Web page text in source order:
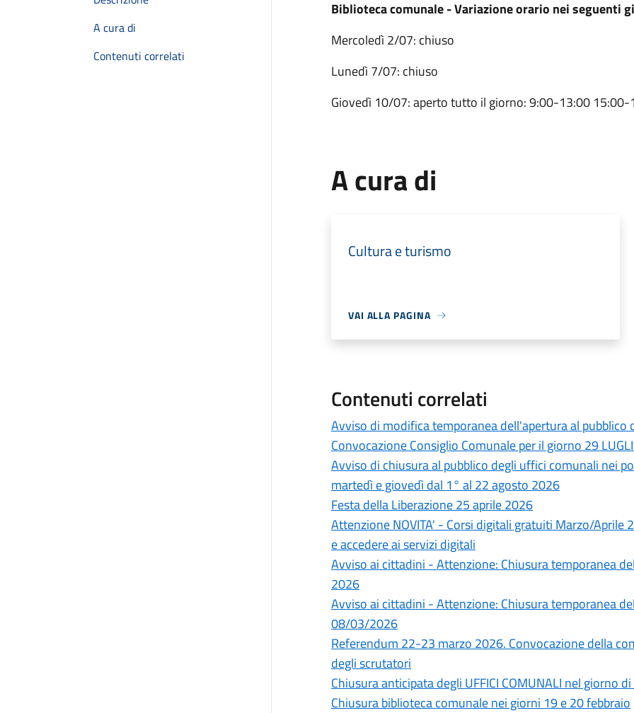
A cura di
Contenuti correlati
Biblioteca comunale - Variazione orario nei seguenti
Mercoledì 2/07: chiuso
Lunedì 7/07: chiuso
Giovedì 10/07: aperto tutto il giorno: 9:00-13:00 15:00-
A cura di
Cultura e turismo
VAI ALLA PAGINA
Contenuti correlati
Avviso di modifica temporanea dell'apertura al pubblico
Convocazione Consiglio Comunale per il giorno 29
Avviso di chiusura al pubblico degli uffici comunali nei
martedì e giovedì dal 1° al 22 agosto 2026
Festa della Liberazione 25 aprile 2026
Attenzione NOVITA' - Corsi digitali gratuiti Marzo/Aprile
e accedere ai servizi digitali
Avviso ai cittadini - Attenzione: Chiusura temporanea
2026
Avviso ai cittadini - Attenzione: Chiusura temporanea
08/03/2026
Referendum 22-23 marzo 2026. Convocazione della
degli scrutatori
Chiusura anticipata degli UFFICI COMUNALI nel giorno
Chiusura biblioteca comunale nei giorni 19 e 20 febbraio